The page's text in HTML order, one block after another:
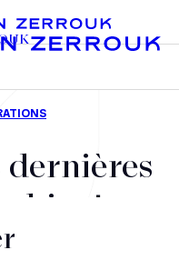
dernières
et nos